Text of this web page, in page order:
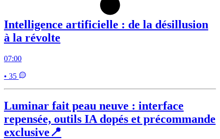
Intelligence artificielle : de la désillusion
à la révolte
07:00
• 35
Luminar fait peau neuve : interface
repensée, outils IA dopés et précommande
exclusive📍